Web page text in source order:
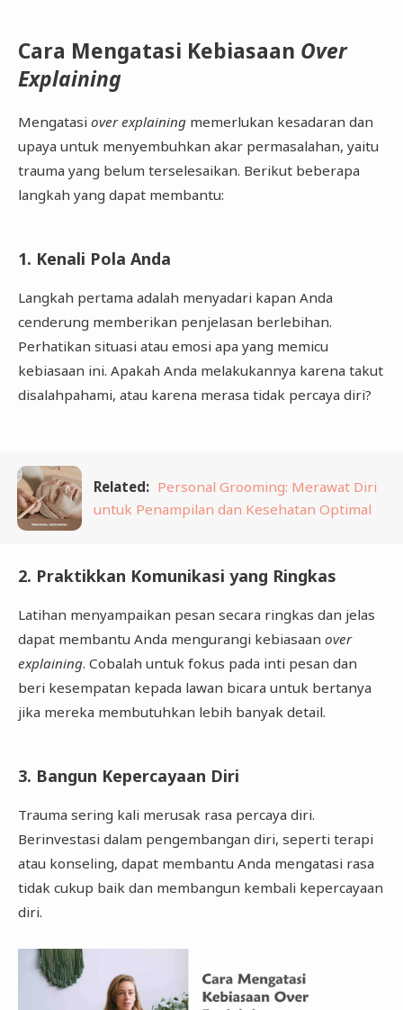
Cara Mengatasi Kebiasaan Over
Explaining
Mengatasi over explaining memerlukan kesadaran dan
upaya untuk menyembuhkan akar permasalahan, yaitu
trauma yang belum terselesaikan. Berikut beberapa
langkah yang dapat membantu:
1. Kenali Pola Anda
Langkah pertama adalah menyadari kapan Anda
cenderung memberikan penjelasan berlebihan.
Perhatikan situasi atau emosi apa yang memicu
kebiasaan ini. Apakah Anda melakukannya karena takut
disalahpahami, atau karena merasa tidak percaya diri?
Related: Personal Grooming: Merawat Diri
untuk Penampilan dan Kesehatan Optimal
2. Praktikkan Komunikasi yang Ringkas
Latihan menyampaikan pesan secara ringkas dan jelas
dapat membantu Anda mengurangi kebiasaan over
explaining. Cobalah untuk fokus pada inti pesan dan
beri kesempatan kepada lawan bicara untuk bertanya
jika mereka membutuhkan lebih banyak detail.
3. Bangun Kepercayaan Diri
Trauma sering kali merusak rasa percaya diri.
Berinvestasi dalam pengembangan diri, seperti terapi
atau konseling, dapat membantu Anda mengatasi rasa
tidak cukup baik dan membangun kembali kepercayaan
diri.